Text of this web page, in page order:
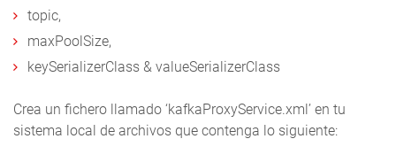
topic,
maxPoolSize,
keySerializerClass & valueSerializerClass
Crea un fichero llamado ‘kafkaProxyService.xml’ en tu
sistema local de archivos que contenga lo siguiente: